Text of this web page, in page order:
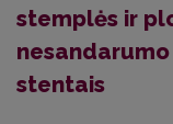
stemplės ir
stentais